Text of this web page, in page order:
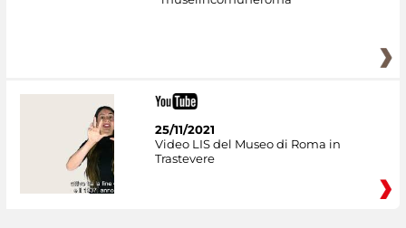
25/11/2021
Video LIS del Museo di Roma in
Trastevere